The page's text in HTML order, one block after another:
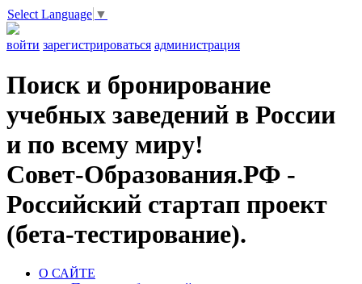
Select Language ▼
войти зарегистрироваться администрация
Поиск и бронирование
учебных заведений в России
и по всему миру!
Совет-Образования.РФ -
Российский стартап проект
(бета-тестирование).
О САЙТЕ